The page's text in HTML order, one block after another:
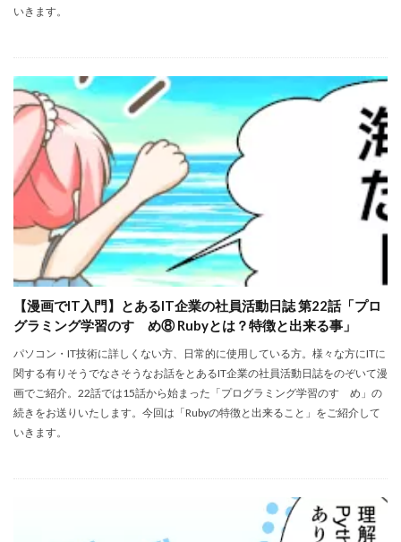
いきます。
【漫画でIT入門】とあるIT企業の社員活動日誌 第22話「プロ
グラミング学習のすゝめ⑧ Rubyとは？特徴と出来る事」
パソコン・IT技術に詳しくない方、日常的に使用している方。様々な方にITに
関する有りそうでなさそうなお話をとあるIT企業の社員活動日誌をのぞいて漫
画でご紹介。22話では15話から始まった「プログラミング学習のすゝめ」の
続きをお送りいたします。今回は「Rubyの特徴と出来ること」をご紹介して
いきます。